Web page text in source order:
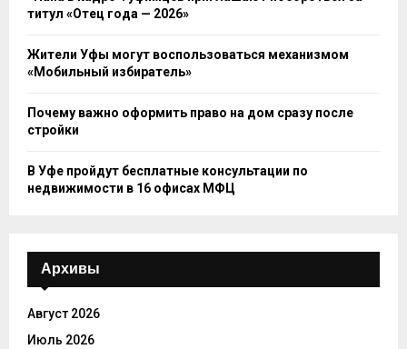
титул «Отец года — 2026»
Жители Уфы могут воспользоваться механизмом
«Мобильный избиратель»
Почему важно оформить право на дом сразу после
стройки
В Уфе пройдут бесплатные консультации по
недвижимости в 16 офисах МФЦ
Архивы
Август 2026
Июль 2026